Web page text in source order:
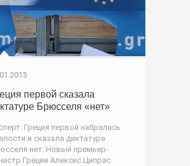
первой сказала
Брюсселя «нет»
Греция первой набралась
и сказала диктатуре
нет. Новый премьер-
Греции Алексис Ципрас